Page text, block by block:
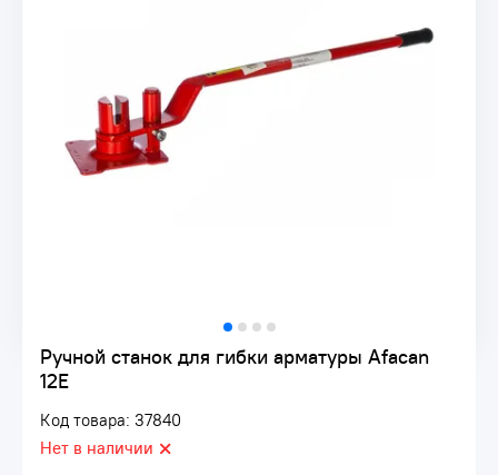
Ручной станок для гибки арматуры Afacan
12Е
Код товара: 37840
Нет в наличии